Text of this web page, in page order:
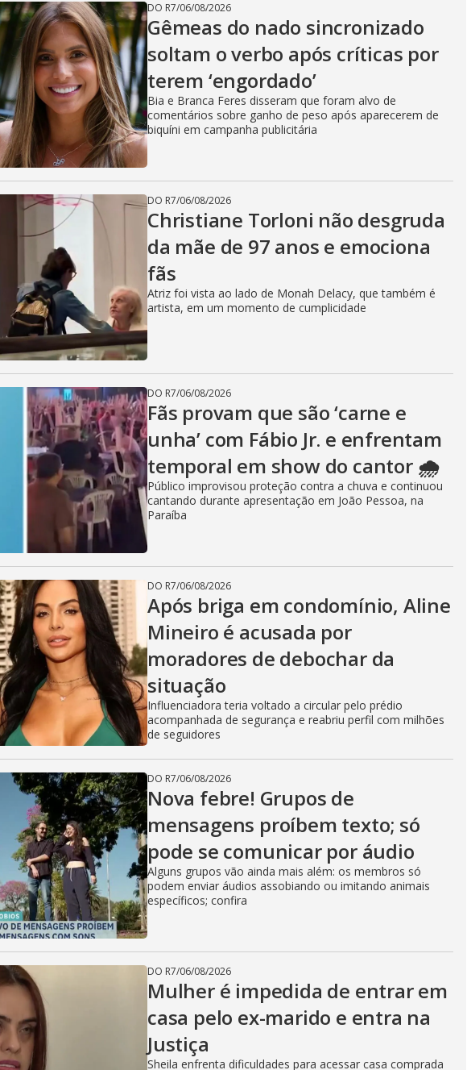
DO R7/06/08/2026
Gêmeas do nado sincronizado
soltam o verbo após críticas por
terem ‘engordado’
Bia e Branca Feres disseram que foram alvo de
comentários sobre ganho de peso após aparecerem de
biquíni em campanha publicitária
DO R7/06/08/2026
Christiane Torloni não desgruda
da mãe de 97 anos e emociona
fãs
Atriz foi vista ao lado de Monah Delacy, que também é
artista, em um momento de cumplicidade
DO R7/06/08/2026
Fãs provam que são ‘carne e
unha’ com Fábio Jr. e enfrentam
temporal em show do cantor 🌧️
Público improvisou proteção contra a chuva e continuou
cantando durante apresentação em João Pessoa, na
Paraíba
DO R7/06/08/2026
Após briga em condomínio, Aline
Mineiro é acusada por
moradores de debochar da
situação
Influenciadora teria voltado a circular pelo prédio
acompanhada de segurança e reabriu perfil com milhões
de seguidores
DO R7/06/08/2026
Nova febre! Grupos de
mensagens proíbem texto; só
pode se comunicar por áudio
Alguns grupos vão ainda mais além: os membros só
podem enviar áudios assobiando ou imitando animais
específicos; confira
DO R7/06/08/2026
Mulher é impedida de entrar em
casa pelo ex-marido e entra na
Justiça
Sheila enfrenta dificuldades para acessar casa comprada